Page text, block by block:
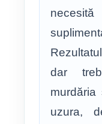
dar
uzura,